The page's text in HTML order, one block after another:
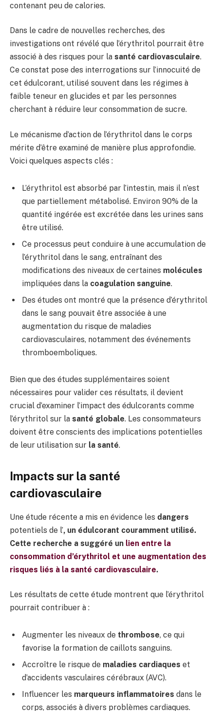
contenant peu de calories.
Dans le cadre de nouvelles recherches, des
investigations ont révélé que l’érythritol pourrait être
associé à des risques pour la santé cardiovasculaire.
Ce constat pose des interrogations sur l’innocuité de
cet édulcorant, utilisé souvent dans les régimes à
faible teneur en glucides et par les personnes
cherchant à réduire leur consommation de sucre.
Le mécanisme d’action de l’érythritol dans le corps
mérite d’être examiné de manière plus approfondie.
Voici quelques aspects clés :
L’érythritol est absorbé par l’intestin, mais il n’est
que partiellement métabolisé. Environ 90% de la
quantité ingérée est excrétée dans les urines sans
être utilisé.
Ce processus peut conduire à une accumulation de
l’érythritol dans le sang, entraînant des
modifications des niveaux de certaines molécules
impliquées dans la coagulation sanguine.
Des études ont montré que la présence d’érythritol
dans le sang pouvait être associée à une
augmentation du risque de maladies
cardiovasculaires, notamment des événements
thromboemboliques.
Bien que des études supplémentaires soient
nécessaires pour valider ces résultats, il devient
crucial d’examiner l’impact des édulcorants comme
l’érythritol sur la santé globale. Les consommateurs
doivent être conscients des implications potentielles
de leur utilisation sur la santé.
Impacts sur la santé
cardiovasculaire
Une étude récente a mis en évidence les dangers
potentiels de l’, un édulcorant couramment utilisé.
Cette recherche a suggéré un lien entre la
consommation d’érythritol et une augmentation des
risques liés à la santé cardiovasculaire.
Les résultats de cette étude montrent que l’érythritol
pourrait contribuer à :
Augmenter les niveaux de thrombose, ce qui
favorise la formation de caillots sanguins.
Accroître le risque de maladies cardiaques et
d’accidents vasculaires cérébraux (AVC).
Influencer les marqueurs inflammatoires dans le
corps, associés à divers problèmes cardiaques.